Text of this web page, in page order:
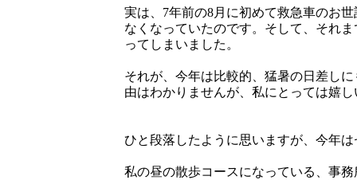
実は、7年前の8月に初めて救急車のお
なくなっていたのです。そして、それ
ってしまいました。
それが、今年は比較的、猛暑の日差し
由はわかりませんが、私にとっては嬉
ひと段落したように思いますが、今年
私の昼の散歩コースになっている、事